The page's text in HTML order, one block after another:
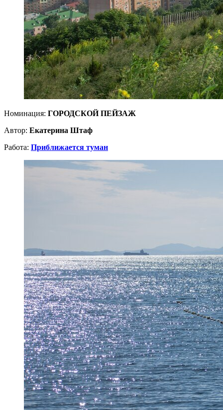
Номинация: ГОРОДСКОЙ ПЕЙЗАЖ
Автор: Екатерина Штаф
Работа: Приближается туман